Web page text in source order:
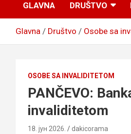
GLAVNA DRUŠTVO
Glavna Društvo Osobe sa
OSOBE SA INVALIDITETOM
PANČEVO:
invaliditetom
18. јун 2026. dakicorama